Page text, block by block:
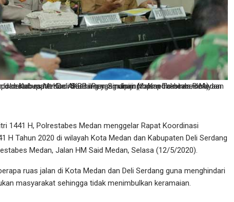
Kota Medan dan Kabupaten Deli Serdang yang dipimpin Kapolrestabes Medan Kombes Pol Jhonny Edizzon Isir diwakili Wakapolrestabes Medan AKBP Irsan Sinuhaji. (topmetro.news/dok)
1441 H, Polrestabes Medan menggelar Rapat Koordinasi
H Tahun 2020 di wilayah Kota Medan dan Kabupaten Deli Serdang
Medan, Jalan HM Said Medan, Selasa (12/5/2020).
ruas jalan di Kota Medan dan Deli Serdang guna menghindari
masyarakat sehingga tidak menimbulkan keramaian.